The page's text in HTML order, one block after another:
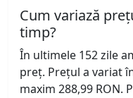
Cum variază
timp?
În ultimele 152 zile
preț. Prețul a variat
maxim 288,99 RON.